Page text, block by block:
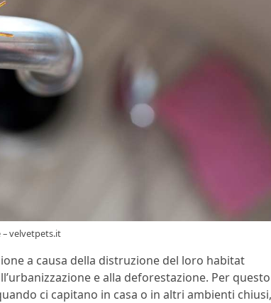
velvetpets.it
a causa della distruzione del loro habitat
e alla deforestazione. Per questo
ci capitano in casa o in altri ambienti chiusi,